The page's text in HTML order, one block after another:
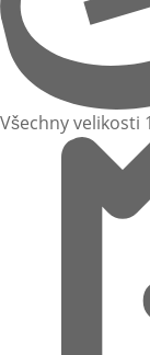
Všechny velikosti